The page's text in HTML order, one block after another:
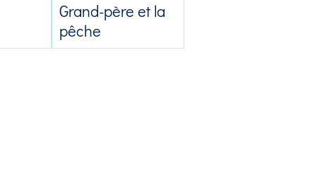
Grand-père et la
pêche